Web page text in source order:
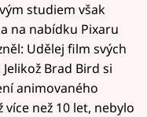
studiem však
na nabídku Pixaru
Udělej film svých
Brad Bird si
animovaného
než 10 let, nebylo